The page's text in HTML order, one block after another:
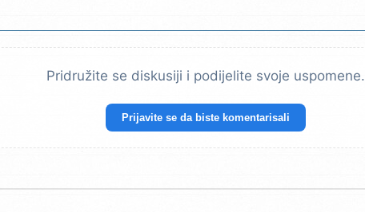
Pridružite se diskusiji i podijelite svoje uspomene.
Prijavite se da biste komentarisali